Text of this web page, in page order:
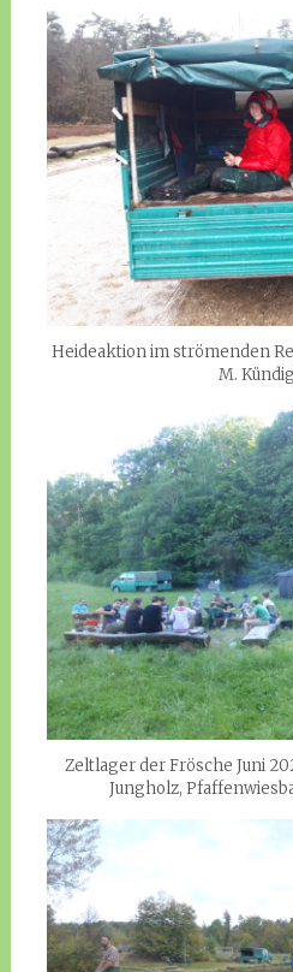
Heideaktion im strömenden
M.
Zeltlager der Frösche Juni
Jungholz,